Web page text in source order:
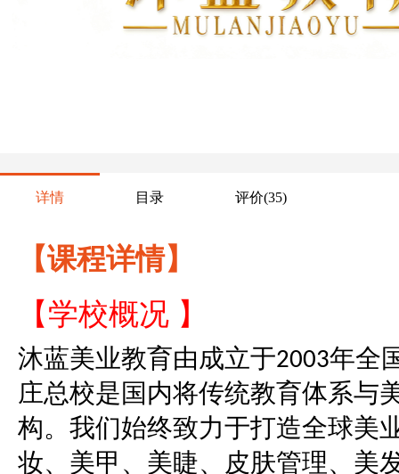
详情 目录 评价(35)
【课程详情】
【学校概况 】
沐蓝美业教育由成立于2003年全
庄总校是国内将传统教育体系与
构。我们始终致力于打造全球美
妆、美甲、美睫、皮肤管理、美